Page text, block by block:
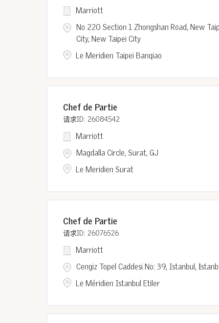
No 220 Section 1 Zhongshan Road, New
City, New Taipei City
Marriott
Le Meridien Taipei Banqiao
Chef de Partie
26084542
Magdalla Circle, Surat, GJ
Marriott
Le Meridien Surat
Chef de Partie
26076526
Cengiz Topel Caddesi No: 39, Istanbul,
Marriott
Le Méridien Istanbul Etiler